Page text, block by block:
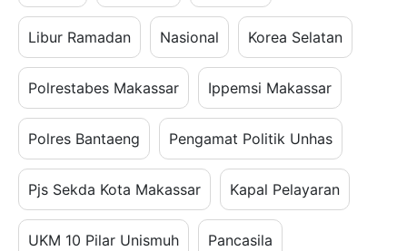
Libur Ramadan Nasional Korea Selatan
Polrestabes Makassar Ippemsi Makassar
Polres Bantaeng Pengamat Politik Unhas
Pjs Sekda Kota Makassar Kapal Pelayaran
UKM 10 Pilar Unismuh Pancasila